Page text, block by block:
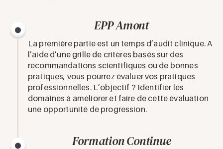
EPP Amont
La première partie est un temps d’audit clinique. A
l’aide d’une grille de critères basés sur des
recommandations scientifiques ou de bonnes
pratiques, vous pourrez évaluer vos pratiques
professionnelles. L’objectif ? Identifier les
domaines à améliorer et faire de cette évaluation
une opportunité de progression.
Formation Continue